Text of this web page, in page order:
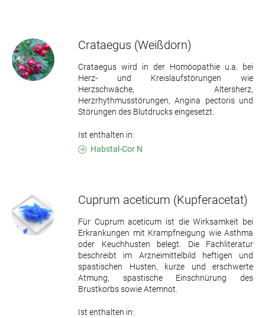
Crataegus (Weißdorn)
Crataegus wird in der Homöopathie u.a. bei
Herz- und Kreislaufstörungen wie
Herzschwäche, Altersherz,
Herzrhythmusstörungen, Angina pectoris und
Störungen des Blutdrucks eingesetzt.
Ist enthalten in:
Habstal-Cor N
Cuprum aceticum (Kupferacetat)
Für Cuprum aceticum ist die Wirksamkeit bei
Erkrankungen mit Krampfneigung wie Asthma
oder Keuchhusten belegt. Die Fachliteratur
beschreibt im Arzneimittelbild heftigen und
spastischen Husten, kurze und erschwerte
Atmung, spastische Einschnürung des
Brustkorbs sowie Atemnot.
Ist enthalten in: